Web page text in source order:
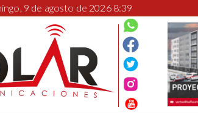
9 de agosto de 2026 8:39